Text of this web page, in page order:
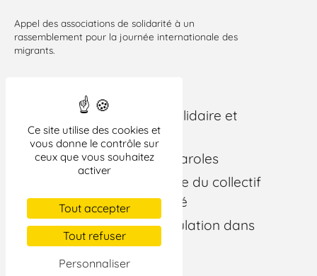
Ce site utilise des cookies et
vous donne le contrôle sur
ceux que vous souhaitez
activer
Tout accepter
Tout refuser
Personnaliser
Appel des associations de solidarité à un
rassemblement pour la journée internationale des
migrants.
10h : petit déjeuner solidaire et
chaud
10h30 : musiques et paroles
10h45 : prise de parole du collectif
associations de solidarité
De 11h à 12h : déambulation dans
la ville